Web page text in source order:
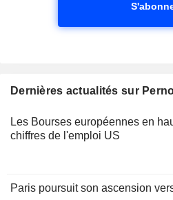
Dernières actualités sur
Les Bourses européennes en
chiffres de l'emploi US
Paris poursuit son ascension